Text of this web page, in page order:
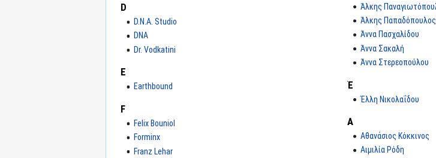
D
D.N.A. Studio
DNA
Dr. Vodkatini
E
Earthbound
F
Felix Bouniol
Forminx
Franz Lehar
Άλκης
Άλκης Παπαδόπουλος
Άννα Πασχαλίδου
Άννα Σακαλή
Άννα Στερεοπούλου
Έ
Έλλη Νικολαΐδου
Α
Αθανάσιος Κόκκινος
Αιμιλία Ρόδη